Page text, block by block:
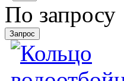
По запросу